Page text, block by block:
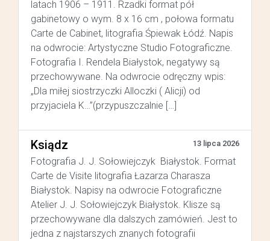
latach 1906 – 1911. Rzadki format pół
gabinetowy o wym. 8 x 16 cm , połowa formatu
Carte de Cabinet, litografia Śpiewak Łódź. Napis
na odwrocie: Artystyczne Studio Fotograficzne.
Fotografia I. Rendela Białystok, negatywy są
przechowywane. Na odwrocie odręczny wpis:
„Dla miłej siostrzyczki Alloczki ( Alicji) od
przyjaciela K…”(przypuszczalnie […]
Ksiądz 13 lipca 2026
Fotografia J. J. Sołowiejczyk Białystok. Format
Carte de Visite litografia Łazarza Charasza
Białystok. Napisy na odwrocie Fotograficzne
Atelier J. J. Sołowiejczyk Białystok. Klisze są
przechowywane dla dalszych zamówień. Jest to
jedna z najstarszych znanych fotografii